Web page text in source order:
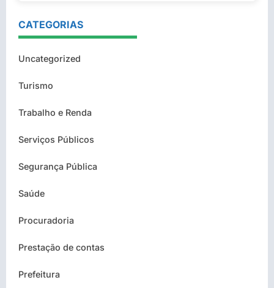
CATEGORIAS
Uncategorized
Turismo
Trabalho e Renda
Serviços Públicos
Segurança Pública
Saúde
Procuradoria
Prestação de contas
Prefeitura